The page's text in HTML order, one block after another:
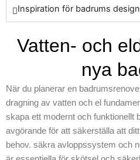
toppklassiga
resurser och
byggmetoder för
modernt badrum.
Vårt företag förstår
vikten av ett säkert
avloppssystem,
och vi ser till att
alla installationer
Inspiration för badrums
Vatten- och
nya
När du planerar en
dragning av vatten och el
skapa ett modernt och funktionellt
avgörande för att säkerställa att
behov. säkra avloppssystem och